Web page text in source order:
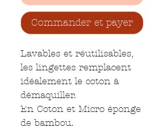
Commander et payer
Lavables et réutilisables,
les lingettes remplacent
idéalement le coton à
démaquiller.
En Coton et Micro éponge
de bambou.